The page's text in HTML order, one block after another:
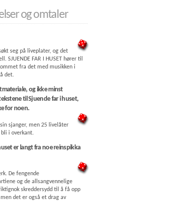
og omtaler
seg på liveplater, og det
SJUENDE FAR I HUSET hører til
fra det med musikken i
det.
og ikke minst
til Sjuende far i huset,
for noen.
sjanger, men 25 livelåter
i overkant.
er langt fra noe reinspikka
De fengende
og de allsangvennelige
skreddersydd til å få opp
det er også et drag av